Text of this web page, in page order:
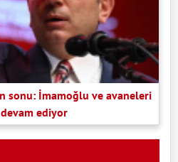
sonu: İmamoğlu ve avaneleri
devam ediyor